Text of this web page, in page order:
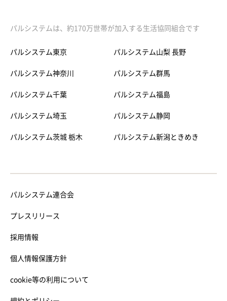
パルシステムは、約170万世帯が加入する生活協同組合です
パルシステム東京
パルシステム神奈川
パルシステム千葉
パルシステム埼玉
パルシステム茨城 栃木
パルシステム山梨 長野
パルシステム群馬
パルシステム福島
パルシステム静岡
パルシステム新潟ときめき
パルシステム連合会
プレスリリース
採用情報
個人情報保護方針
cookie等の利用について